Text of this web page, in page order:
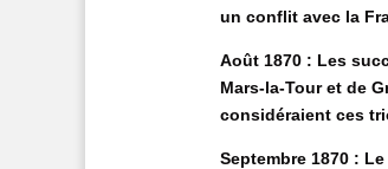
un conflit avec la
Août 1870 : Les
Mars-la-Tour et de
considéraient ces
Septembre 1870 :